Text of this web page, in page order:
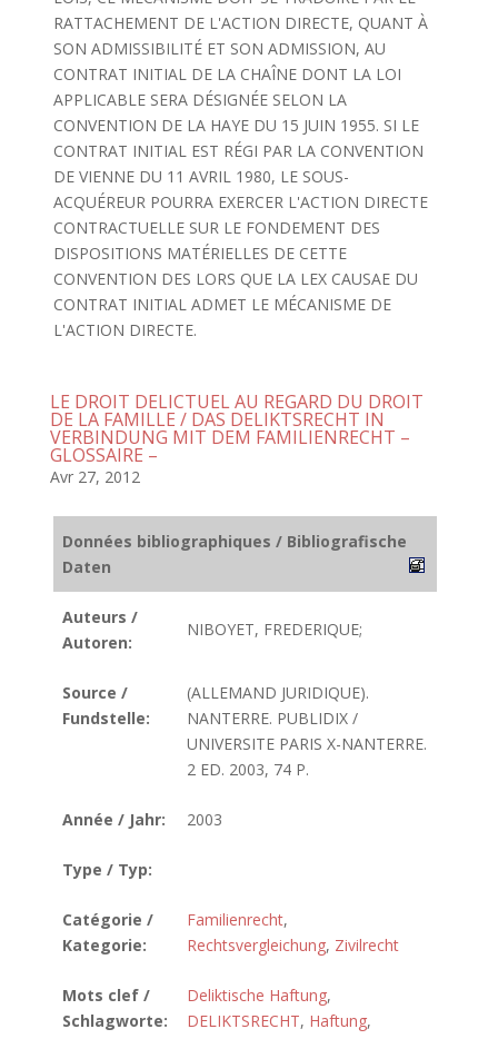
RATTACHEMENT DE L'ACTION DIRECTE, QUANT À
SON ADMISSIBILITÉ ET SON ADMISSION, AU
CONTRAT INITIAL DE LA CHAÎNE DONT LA LOI
APPLICABLE SERA DÉSIGNÉE SELON LA
CONVENTION DE LA HAYE DU 15 JUIN 1955. SI LE
CONTRAT INITIAL EST RÉGI PAR LA CONVENTION
DE VIENNE DU 11 AVRIL 1980, LE SOUS-
ACQUÉREUR POURRA EXERCER L'ACTION DIRECTE
CONTRACTUELLE SUR LE FONDEMENT DES
DISPOSITIONS MATÉRIELLES DE CETTE
CONVENTION DES LORS QUE LA LEX CAUSAE DU
CONTRAT INITIAL ADMET LE MÉCANISME DE
L'ACTION DIRECTE.
LE DROIT DELICTUEL AU REGARD DU DROIT
DE LA FAMILLE / DAS DELIKTSRECHT IN
VERBINDUNG MIT DEM FAMILIENRECHT –
GLOSSAIRE –
Avr 27, 2012
Données bibliographiques / Bibliografische
Daten
Auteurs /
Autoren:
NIBOYET, FREDERIQUE;
Source /
Fundstelle:
(ALLEMAND JURIDIQUE).
NANTERRE. PUBLIDIX /
UNIVERSITE PARIS X-NANTERRE.
2 ED. 2003, 74 P.
Année / Jahr: 2003
Type / Typ:
Catégorie /
Kategorie:
Familienrecht,
Rechtsvergleichung, Zivilrecht
Mots clef /
Schlagworte:
Deliktische Haftung,
DELIKTSRECHT, Haftung,